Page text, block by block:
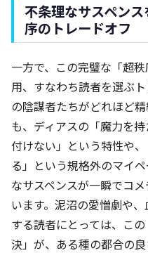
不条理なサスペン
序のトレードオフ
一方で、この完璧な「超
用、すなわち読者を選ぶ
の陰謀者たちがどれほど
も、ディアスの「魔力を
付けない」という特性や
る」という規格外のマイ
なサスペンスが一瞬でコ
います。泥沼の愛憎劇や
する読者にとっては、こ
決」が、ある種の都合の